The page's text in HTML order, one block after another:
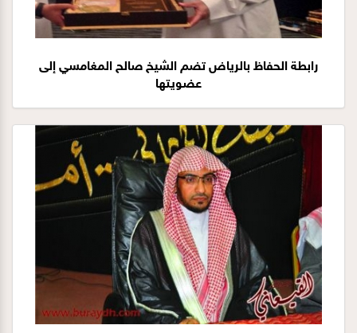
رابطة الحفاظ بالرياض تضم الشيخ صالح المغامسي إلى
عضويتها